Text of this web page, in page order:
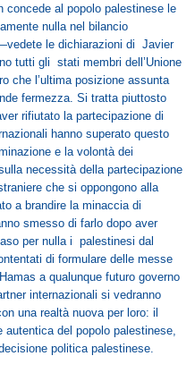
concede al popolo palestinese le
nulla nel bilancio
le dichiarazioni di Javier
tutti gli stati membri dell’Unione
che l’ultima posizione assunta
fermezza. Si tratta piuttosto
rifiutato la partecipazione di
hanno superato questo
e la volontà dei
necessità della partecipazione
che si oppongono alla
a brandire la minaccia di
smesso di farlo dopo aver
per nulla i palestinesi dal
di formulare delle messe
a qualunque futuro governo
internazionali si vedranno
una realtà nuova per loro: il
del popolo palestinese,
politica palestinese.